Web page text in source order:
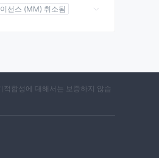
선스 (MM) 취소됨
합성에 대해서는 보증하지 않습